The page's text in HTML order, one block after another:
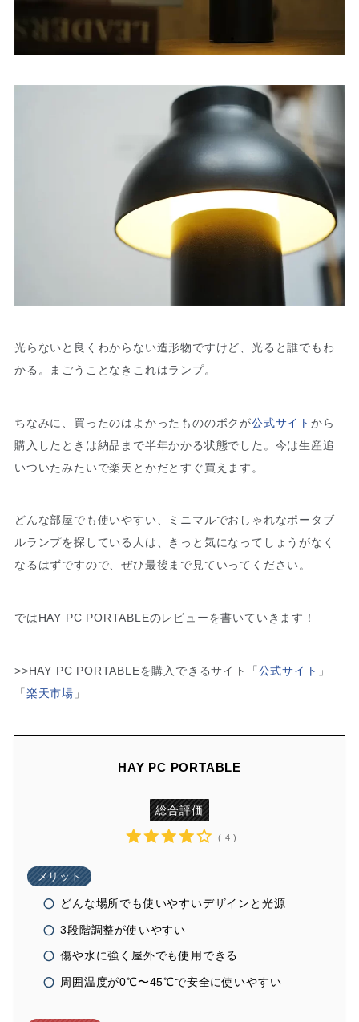
光らないと良くわからない造形物ですけど、光ると誰でもわ
かる。まごうことなきこれはランプ。
ちなみに、買ったのはよかったもののボクが公式サイトから
購入したときは納品まで半年かかる状態でした。今は生産追
いついたみたいで楽天とかだとすぐ買えます。
どんな部屋でも使いやすい、ミニマルでおしゃれなポータブ
ルランプを探している人は、きっと気になってしょうがなく
なるはずですので、ぜひ最後まで見ていってください。
ではHAY PC PORTABLEのレビューを書いていきます！
>>HAY PC PORTABLEを購入できるサイト「 公式サイト 」
「 楽天市場 」
HAY PC PORTABLE
総合評価
( 4 )
メリット
どんな場所でも使いやすいデザインと光源
3段階調整が使いやすい
傷や水に強く屋外でも使用できる
周囲温度が0℃〜45℃で安全に使いやすい